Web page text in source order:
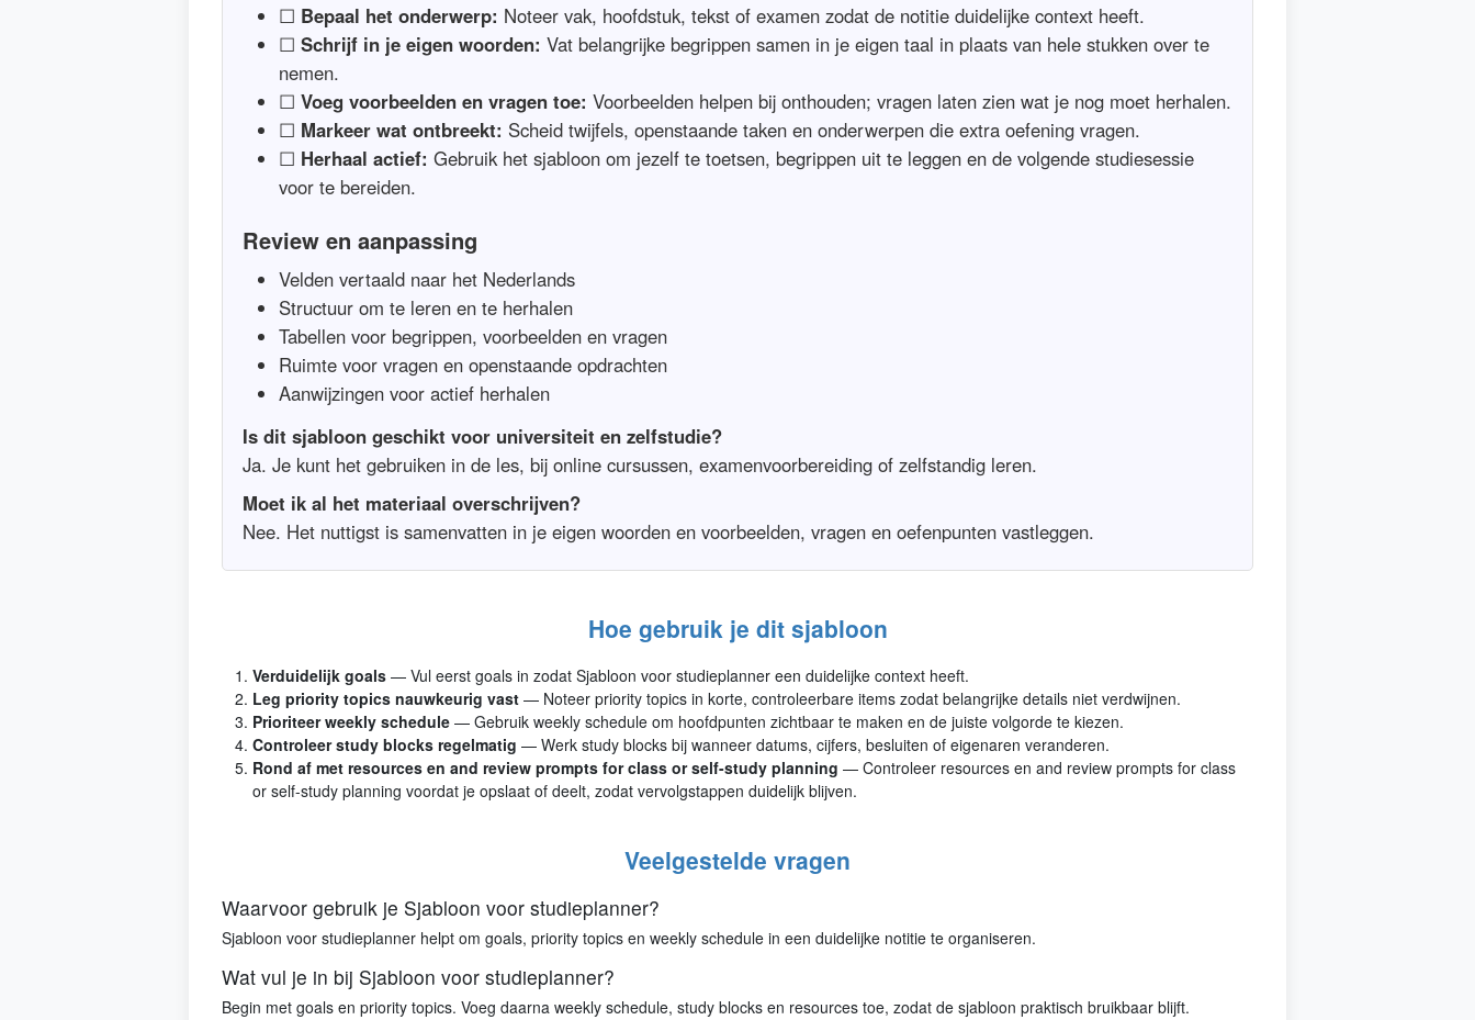
☐ Bepaal het onderwerp: Noteer vak, hoofdstuk, tekst of examen zodat de notitie duidelijke context heeft.
☐Schrijf in je eigen woorden: Vat belangrijke begrippen samen in je eigen taal in plaats van hele stukken over te
nemen.
☐Voeg voorbeelden en vragen toe: Voorbeelden helpen bij onthouden; vragen laten zien wat je nog moet herhalen.
☐ Markeer wat ontbreekt: Scheid twijfels, openstaande taken en onderwerpen die extra oefening vragen.
☐ Herhaal actief: Gebruik het sjabloon om jezelf te toetsen, begrippen uit te leggen en de volgende studiesessie
voor te bereiden.
Review en aanpassing
Velden vertaald naar het Nederlands
Structuur om te leren en te herhalen
Tabellen voor begrippen, voorbeelden en vragen
Ruimte voor vragen en openstaande opdrachten
Aanwijzingen voor actief herhalen
Is dit sjabloon geschikt voor universiteit en zelfstudie?
Ja. Je kunt het gebruiken in de les, bij online cursussen, examenvoorbereiding of zelfstandig leren.
Moet ik al het materiaal overschrijven?
Nee. Het nuttigst is samenvatten in je eigen woorden en voorbeelden, vragen en oefenpunten vastleggen.
Hoe gebruik je dit sjabloon
Verduidelijk goals — Vul eerst goals in zodat Sjabloon voor studieplanner een duidelijke context heeft.
Leg priority topics nauwkeurig vast — Noteer priority topics in korte, controleerbare items zodat belangrijke details niet verdwijnen.
Prioriteer weekly schedule — Gebruik weekly schedule om hoofdpunten zichtbaar te maken en de juiste volgorde te kiezen.
Controleer study blocks regelmatig — Werk study blocks bij wanneer datums, cijfers, besluiten of eigenaren veranderen.
Rond af met resources en and review prompts for class or self-study planning — Controleer resources en and review prompts for class
or self-study planning voordat je opslaat of deelt, zodat vervolgstappen duidelijk blijven.
Veelgestelde vragen
Waarvoor gebruik je Sjabloon voor studieplanner?
Sjabloon voor studieplanner helpt om goals, priority topics en weekly schedule in een duidelijke notitie te organiseren.
Wat vul je in bij Sjabloon voor studieplanner?
Begin met goals en priority topics. Voeg daarna weekly schedule, study blocks en resources toe, zodat de sjabloon praktisch bruikbaar blijft.